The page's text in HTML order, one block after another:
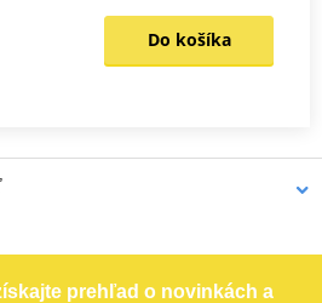
Do košíka
prehľad o novinkách a